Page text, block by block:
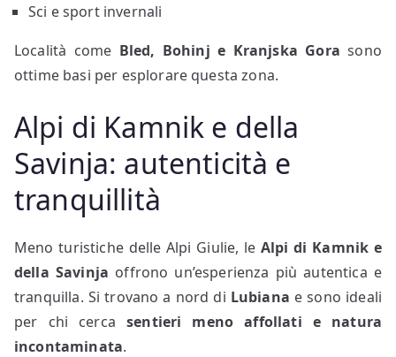
Sci e sport invernali
Località come Bled, Bohinj e Kranjska Gora sono
ottime basi per esplorare questa zona.
Alpi di Kamnik e della
Savinja: autenticità e
tranquillità
Meno turistiche delle Alpi Giulie, le Alpi di Kamnik e
della Savinja offrono un’esperienza più autentica e
tranquilla. Si trovano a nord di Lubiana e sono ideali
per chi cercasentieri meno affollati e natura
incontaminata.